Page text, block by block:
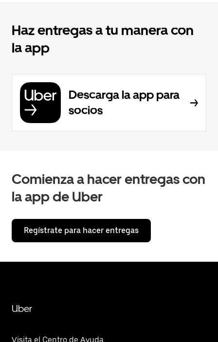
Haz entregas a tu manera con
la app
Descarga la app para
socios
Comienza a hacer entregas con
la app de Uber
Regístrate para hacer entregas
Uber
Visita el Centro de Ayuda